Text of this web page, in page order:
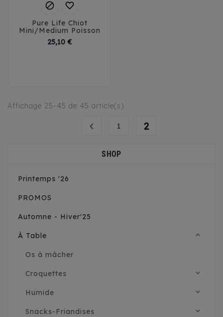
 
Pure Life Chiot
Mini/Medium Poisson
25,10 €Prix
Affichage 25-45 de 45 article(s)
 1 2
SHOP
Printemps '26
PROMOS
Automne - Hiver'25
À Table expand_less
Os à mâcher
Croquettes expand_more
Humide expand_more
Snacks-Friandises expand_more